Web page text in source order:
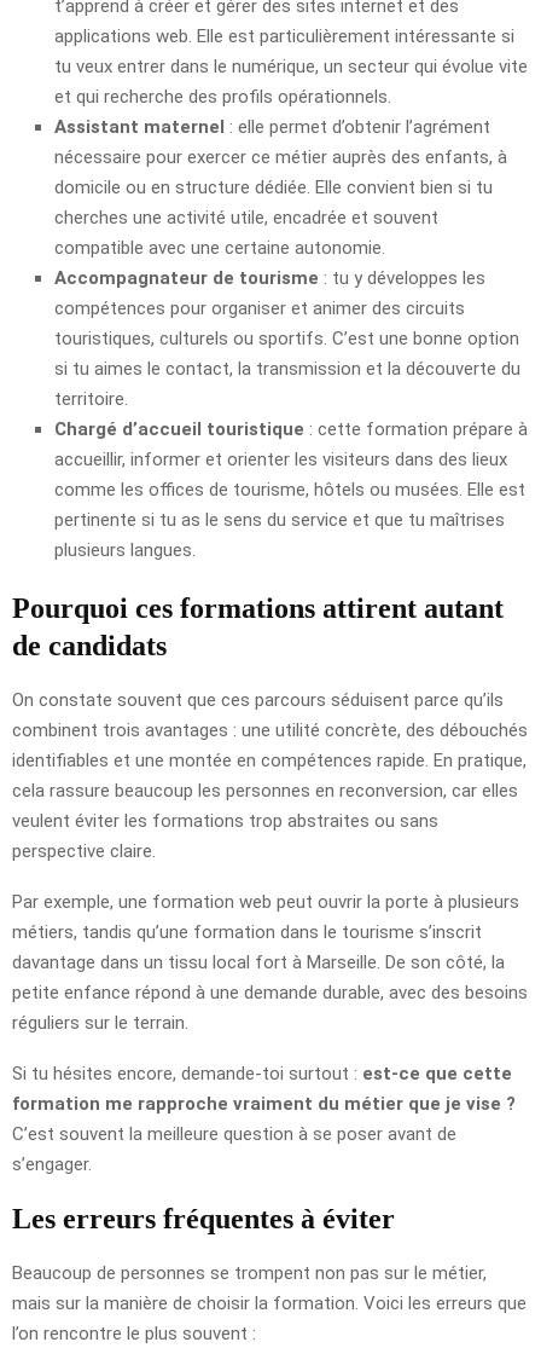
t’apprend à créer et gérer des sites internet et des
applications web. Elle est particulièrement intéressante si
tu veux entrer dans le numérique, un secteur qui évolue vite
et qui recherche des profils opérationnels.
Assistant maternel : elle permet d’obtenir l’agrément
nécessaire pour exercer ce métier auprès des enfants, à
domicile ou en structure dédiée. Elle convient bien si tu
cherches une activité utile, encadrée et souvent
compatible avec une certaine autonomie.
Accompagnateur de tourisme : tu y développes les
compétences pour organiser et animer des circuits
touristiques, culturels ou sportifs. C’est une bonne option
si tu aimes le contact, la transmission et la découverte du
territoire.
Chargé d’accueil touristique : cette formation prépare à
accueillir, informer et orienter les visiteurs dans des lieux
comme les offices de tourisme, hôtels ou musées. Elle est
pertinente si tu as le sens du service et que tu maîtrises
plusieurs langues.
Pourquoi ces formations attirent autant
de candidats
On constate souvent que ces parcours séduisent parce qu’ils
combinent trois avantages : une utilité concrète, des débouchés
identifiables et une montée en compétences rapide. En pratique,
cela rassure beaucoup les personnes en reconversion, car elles
veulent éviter les formations trop abstraites ou sans
perspective claire.
Par exemple, une formation web peut ouvrir la porte à plusieurs
métiers, tandis qu’une formation dans le tourisme s’inscrit
davantage dans un tissu local fort à Marseille. De son côté, la
petite enfance répond à une demande durable, avec des besoins
réguliers sur le terrain.
Si tu hésites encore, demande-toi surtout : est-ce que cette
formation me rapproche vraiment du métier que je vise ?
C’est souvent la meilleure question à se poser avant de
s’engager.
Les erreurs fréquentes à éviter
Beaucoup de personnes se trompent non pas sur le métier,
mais sur la manière de choisir la formation. Voici les erreurs que
l’on rencontre le plus souvent :